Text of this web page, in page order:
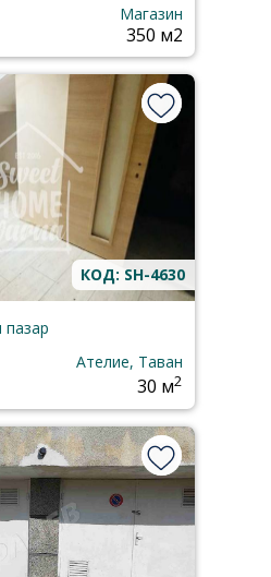
Магазин
350 м2
КОД: SH-4630
пазар
Ателие, Таван
30 м2